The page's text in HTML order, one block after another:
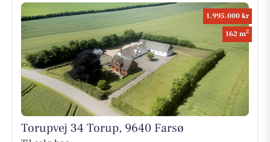
1.995.000 kr
162 m2
Torupvej 34 Torup, 9640 Farsø